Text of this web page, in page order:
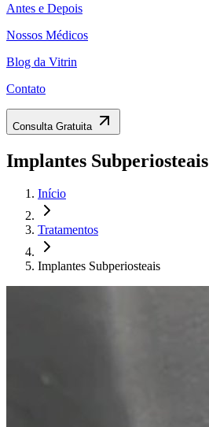
Antes e Depois
Nossos Médicos
Blog da Vitrin
Contato
Consulta Gratuita
Implantes Subperiosteais
Início
Tratamentos
Implantes Subperiosteais